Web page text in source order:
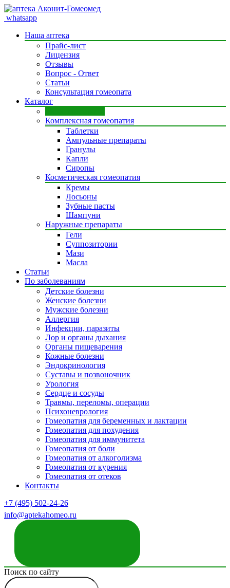
whatsapp
Наша аптека
Прайс-лист
Лицензия
Отзывы
Вопрос - Ответ
Статьи
Консультация гомеопата
Каталог
Комплексная гомеопатия
Таблетки
Ампульные препараты
Гранулы
Капли
Сиропы
Косметическая гомеопатия
Кремы
Лосьоны
Зубные пасты
Шампуни
Наружные препараты
Гели
Суппозитории
Мази
Масла
Статьи
По заболеваниям
Детские болезни
Женские болезни
Мужские болезни
Аллергия
Инфекции, паразиты
Лор и органы дыхания
Органы пищеварения
Кожные болезни
Эндокринология
Суставы и позвоночник
Урология
Сердце и сосуды
Травмы, переломы, операции
Психоневрология
Гомеопатия для беременных и лактации
Гомеопатия для похудения
Гомеопатия для иммунитета
Гомеопатия от боли
Гомеопатия от алкоголизма
Гомеопатия от курения
Гомеопатия от отеков
Контакты
+7 (495) 502-24-26
info@aptekahomeo.ru
Поиск по сайту